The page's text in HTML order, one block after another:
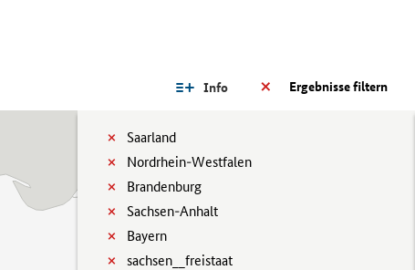
Ergebnisse filtern
Info
Saarland
Nordrhein-Westfalen
Brandenburg
Sachsen-Anhalt
Bayern
sachsen__freistaat